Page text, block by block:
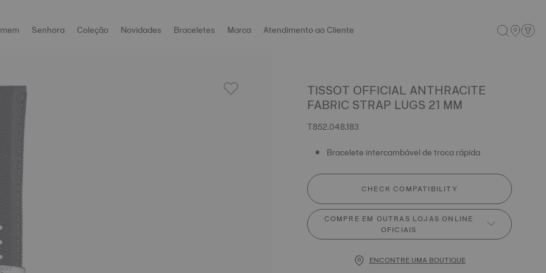
Senhora Coleção Novidades Braceletes Marca Atendimento ao Cliente
TISSOT OFFICIAL ANTHRACITE
FABRIC STRAP LUGS 21 MM
T852.048.183
Bracelete intercambável de troca rápida
CHECK COMPATIBILITY
COMPRE EM OUTRAS LOJAS ONLINE
OFICIAIS
ENCONTRE UMA BOUTIQUE